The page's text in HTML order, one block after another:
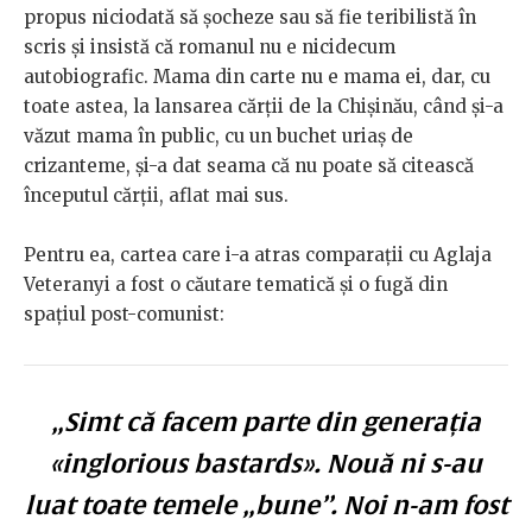
propus niciodată să șocheze sau să fie teribilistă în
scris și insistă că romanul nu e nicidecum
autobiografic. Mama din carte nu e mama ei, dar, cu
toate astea, la lansarea cărții de la Chișinău, când și-a
văzut mama în public, cu un buchet uriaș de
crizanteme, și-a dat seama că nu poate să citească
începutul cărții, aflat mai sus.
Pentru ea, cartea care i-a atras comparații cu Aglaja
Veteranyi a fost o căutare tematică și o fugă din
spațiul post-comunist:
„Simt că facem parte din generația
«inglorious bastards». Nouă ni s-au
luat toate temele „bune”. Noi n-am fost